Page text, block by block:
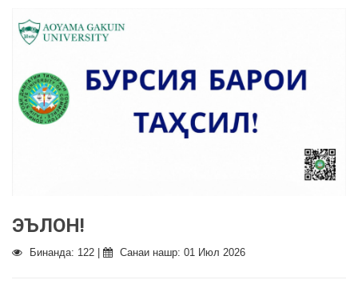
ЭЪЛОН!
Бинанда: 122 | Санаи нашр: 01 Июл 2026